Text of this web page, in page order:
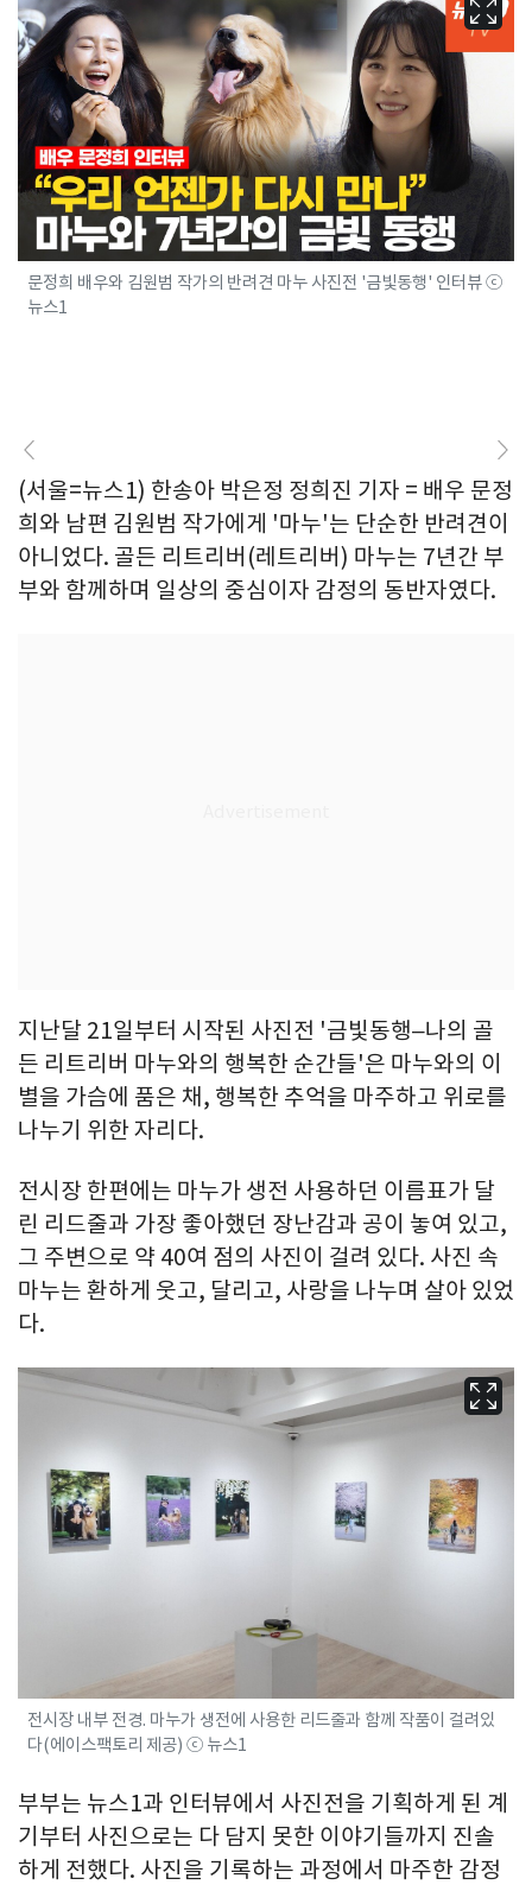
문정희 배우와 김원범 작가의 반려견 마누 사진전 '금빛동행' 인터뷰 ⓒ
뉴스1
(서울=뉴스1) 한송아 박은정 정희진 기자 = 배우 문정
희와 남편 김원범 작가에게 '마누'는 단순한 반려견이
아니었다. 골든 리트리버(레트리버) 마누는 7년간 부
부와 함께하며 일상의 중심이자 감정의 동반자였다.
지난달 21일부터 시작된 사진전 '금빛동행–나의 골
든 리트리버 마누와의 행복한 순간들'은 마누와의 이
별을 가슴에 품은 채, 행복한 추억을 마주하고 위로를
나누기 위한 자리다.
전시장 한편에는 마누가 생전 사용하던 이름표가 달
린 리드줄과 가장 좋아했던 장난감과 공이 놓여 있고,
그 주변으로 약 40여 점의 사진이 걸려 있다. 사진 속
마누는 환하게 웃고, 달리고, 사랑을 나누며 살아 있었
다.
전시장 내부 전경. 마누가 생전에 사용한 리드줄과 함께 작품이 걸려있
다(에이스팩토리 제공) ⓒ 뉴스1
부부는 뉴스1과 인터뷰에서 사진전을 기획하게 된 계
기부터 사진으로는 다 담지 못한 이야기들까지 진솔
하게 전했다. 사진을 기록하는 과정에서 마주한 감정